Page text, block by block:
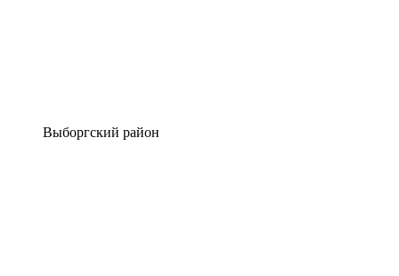
Выборгский район